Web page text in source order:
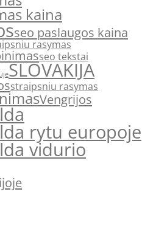
kaina
seo paslaugos kaina
rasymas
seo tekstai
SLOVAKIJA
straipsniu rasymas
Vengrijos
rytu europoje
vidurio